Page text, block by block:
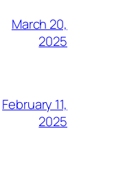
March 20,
2025
February 11,
2025